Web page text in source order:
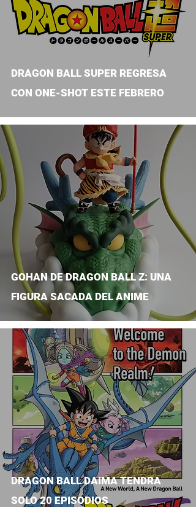
DRAGON BALL SUPER REGRESA
CON ONE-SHOT ESTE FEBRERO
GOHAN DE DRAGON BALL Z: UNA
FIGURA SACADA DEL ANIME
DRAGON BALL DAIMA TENDRA
SOLO 20 EPISODIOS